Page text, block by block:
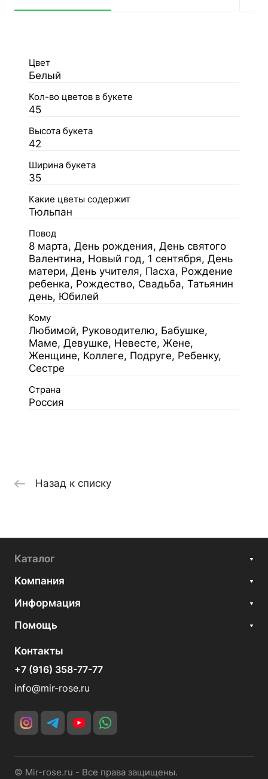
Цвет
Белый
Кол-во цветов в букете
45
Высота букета
42
Ширина букета
35
Какие цветы содержит
Тюльпан
Повод
8 марта, День рождения, День святого
Валентина, Новый год, 1 сентября, День
матери, День учителя, Пасха, Рождение
ребенка, Рождество, Свадьба, Татьянин
день, Юбилей
Кому
Любимой, Руководителю, Бабушке,
Маме, Девушке, Невесте, Жене,
Женщине, Коллеге, Подруге, Ребенку,
Сестре
Страна
Россия
Назад к списку
Каталог
Компания
Информация
Помощь
Контакты
+7 (916) 358-77-77
info@mir-rose.ru
© Mir-rose.ru - Все права защищены.